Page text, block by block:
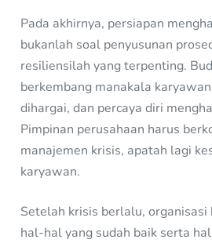
Pada akhirnya, persiapan
bukanlah soal penyusunan
resiliensilah yang terpenting.
berkembang manakala
dihargai, dan percaya diri
Pimpinan perusahaan harus
manajemen krisis, apatah lagi
karyawan.
Setelah krisis berlalu, organisasi
hal-hal yang sudah baik serta